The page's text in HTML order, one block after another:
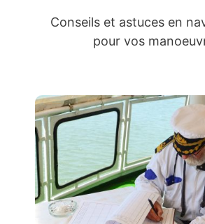
Conseils et astuces en
pour vos